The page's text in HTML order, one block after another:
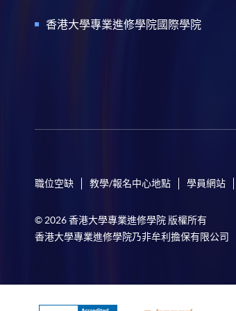
香港大學專業進修學院國際學院
職位空缺 教學/報名中心地點 學員網站
© 2026 香港大學專業進修學院 版權所有
香港大學專業進修學院乃非牟利擔保有限公司